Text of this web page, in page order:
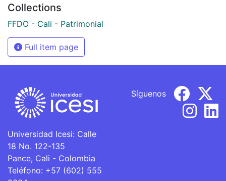
Collections
FFDO - Cali - Patrimonial
Full item page
Universidad Icesi: Calle
18 No. 122-135
Pance, Cali - Colombia
Teléfono: +57 (602) 555
Síguenos